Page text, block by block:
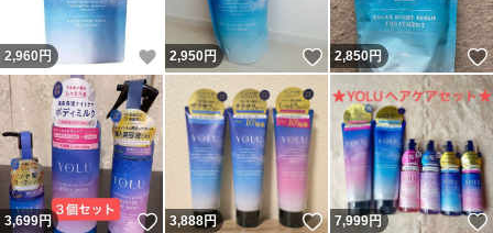
2,960 円 いいね！
2,950円 いいね！
2,850円
3,699円 いいね！
3,888円 いいね！
7,999円